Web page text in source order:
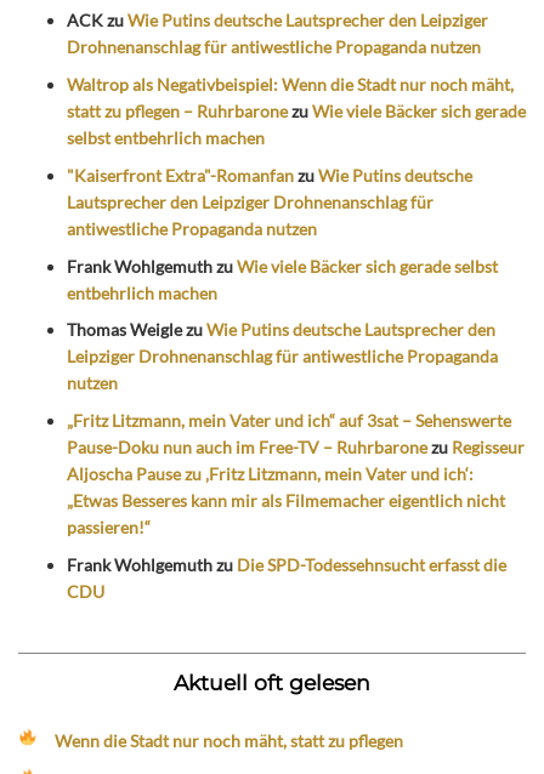
ACKzuWie Putins deutsche Lautsprecher den Leipziger
Drohnenanschlag für antiwestliche Propaganda nutzen
Waltrop als Negativbeispiel: Wenn die Stadt nur noch mäht,
statt zu pflegen – RuhrbaronezuWie viele Bäcker sich gerade
selbst entbehrlich machen
"Kaiserfront Extra"-RomanfanzuWie Putins deutsche
Lautsprecher den Leipziger Drohnenanschlag für
antiwestliche Propaganda nutzen
Frank WohlgemuthzuWie viele Bäcker sich gerade selbst
entbehrlich machen
Thomas WeiglezuWie Putins deutsche Lautsprecher den
Leipziger Drohnenanschlag für antiwestliche Propaganda
nutzen
„Fritz Litzmann, mein Vater und ich“ auf 3sat – Sehenswerte
Pause-Doku nun auch im Free-TV – Ruhrbaronezu Regisseur
Aljoscha Pause zu ‚Fritz Litzmann, mein Vater und ich‘:
„Etwas Besseres kann mir als Filmemacher eigentlich nicht
passieren!“
Frank Wohlgemuthzu Die SPD-Todessehnsucht erfasst die
CDU
Aktuell oft gelesen
Wenn die Stadt nur noch mäht, statt zu pflegen